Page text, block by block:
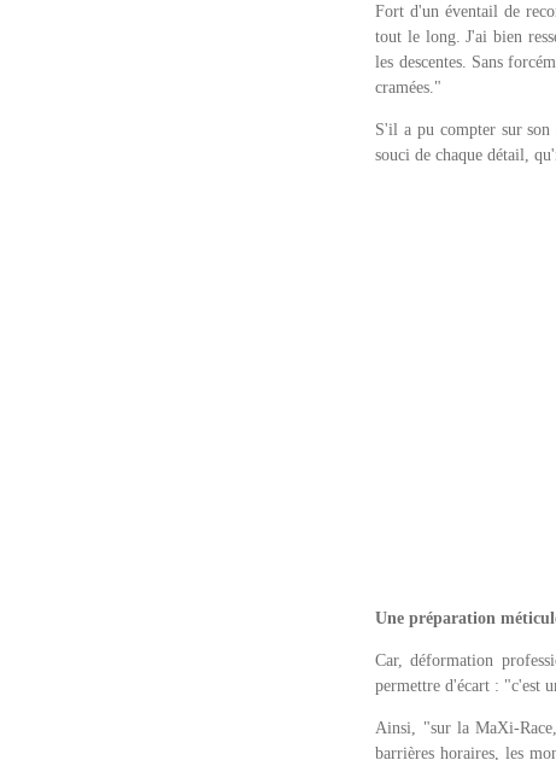
Fort d'un éventail de
tout le long. J'ai bien
les descentes. Sans
cramées."
S'il a pu compter sur son
souci de chaque détail,
Une préparation
Car, déformation
permettre d'écart : "c'est
Ainsi, "sur la MaXi-
barrières horaires, les